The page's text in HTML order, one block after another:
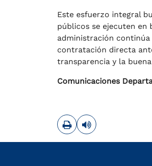
Este esfuerzo integral
públicos se ejecuten en
administración
contratación directa
transparencia y la
Comunicaciones
ImprimirLeer contenido